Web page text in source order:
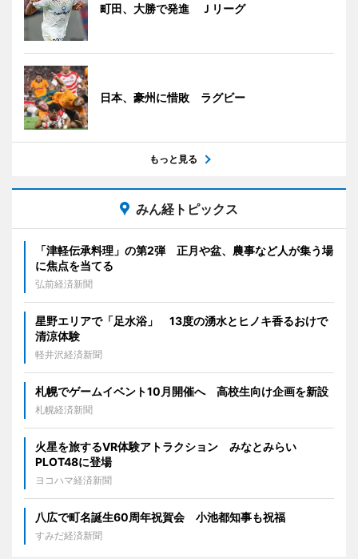
町田、大勝で発進 Ｊリーグ
日本、豪州に惜敗 ラグビー
もっと見る
みん経トピックス
「津軽伝承料理」の第2弾 正月や盆、農事など人が集う場
に焦点を当てる
弘前経済新聞
星野エリアで「足水浴」 13度の湧水とヒノキ香るおけで
清涼体験
軽井沢経済新聞
札幌でゲームイベント10月開催へ 高校生向け企画を新設
札幌経済新聞
火星を旅するVR体験アトラクション みなとみらい
PLOT48に登場
ヨコハマ経済新聞
八広で町名誕生60周年祝賀会 小池都知事も祝福
すみだ経済新聞